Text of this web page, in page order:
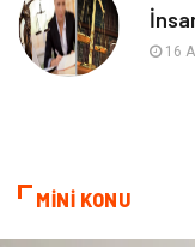
Cam 16
MİNİ KONU